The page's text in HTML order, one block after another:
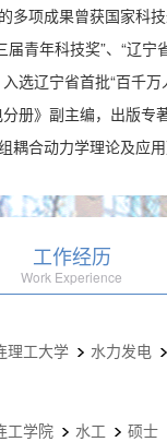
多项成果曾获国家科
届青年科技奖”、“辽
选辽宁省首批“百千万
册》副主编，出版
合动力学理论及应用
工作经历
Work Experience
理工大学 水力发电
工学院 水工 硕士